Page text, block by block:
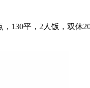
130平，2人饭，双休